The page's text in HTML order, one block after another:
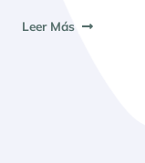
Leer Más